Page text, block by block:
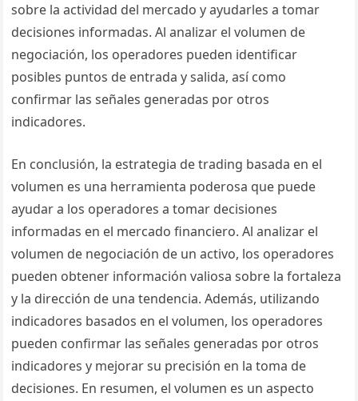
sobre la actividad del mercado y ayudarles a tomar
decisiones informadas. Al analizar el volumen de
negociación, los operadores pueden identificar
posibles puntos de entrada y salida, así como
confirmar las señales generadas por otros
indicadores.
En conclusión, la estrategia de trading basada en el
volumen es una herramienta poderosa que puede
ayudar a los operadores a tomar decisiones
informadas en el mercado financiero. Al analizar el
volumen de negociación de un activo, los operadores
pueden obtener información valiosa sobre la fortaleza
y ​​la dirección de una tendencia. Además, utilizando
indicadores basados en el volumen, los operadores
pueden confirmar las señales generadas por otros
indicadores y mejorar su precisión en la toma de
decisiones. En resumen, el volumen es un aspecto